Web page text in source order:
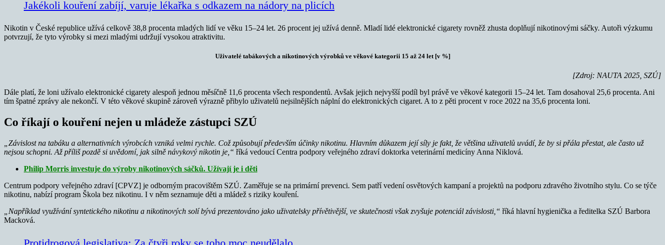
Jakékoli kouření zabíjí, varuje lékařka s odkazem na nádory na plicích
Nikotin v České republice užívá celkově 38,8 procenta mladých lidí ve věku 15–24 let. 26 procent jej užívá denně. Mladí lidé elektronické cigarety rovněž zhusta doplňují nikotinovými sáčky. Autoři výzkumu
potvrzují, že tyto výrobky si mezi mladými udržují vysokou atraktivitu.
Uživatelé tabákových a nikotinových výrobků ve věkové kategorii 15 až 24 let [v %]
[Zdroj: NAUTA 2025, SZÚ]
Dále platí, že loni užívalo elektronické cigarety alespoň jednou měsíčně 11,6 procenta všech respondentů. Avšak jejich nejvyšší podíl byl právě ve věkové kategorii 15–24 let. Tam dosahoval 25,6 procenta. Ani
tím špatné zprávy ale nekončí. V této věkové skupině zároveň výrazně přibylo uživatelů nejsilnějších náplní do elektronických cigaret. A to z pěti procent v roce 2022 na 35,6 procenta loni.
Co říkají o kouření nejen u mládeže zástupci SZÚ
„Závislost na tabáku a alternativních výrobcích vzniká velmi rychle. Což způsobují především účinky nikotinu. Hlavním důkazem její síly je fakt, že většina uživatelů uvádí, že by si přála přestat, ale často už
nejsou schopni. Až příliš pozdě si uvědomí, jak silně návykový nikotin je,“ říká vedoucí Centra podpory veřejného zdraví doktorka veterinární medicíny Anna Niklová.
Philip Morris investuje do výroby nikotinových sáčků. Užívají je i děti
Centrum podpory veřejného zdraví [CPVZ] je odborným pracovištěm SZÚ. Zaměřuje se na primární prevenci. Sem patří vedení osvětových kampaní a projektů na podporu zdravého životního stylu. Co se týče
nikotinu, nabízí program Škola bez nikotinu. I v něm seznamuje děti a mládež s riziky kouření.
„Například využívání syntetického nikotinu a nikotinových solí bývá prezentováno jako uživatelsky přívětivější, ve skutečnosti však zvyšuje potenciál závislosti,“ říká hlavní hygienička a ředitelka SZÚ Barbora
Macková.